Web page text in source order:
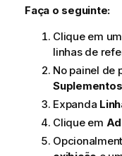
Faça o seguinte:
Clique em
linhas de
No painel de
Suplementos
Expanda
Clique em